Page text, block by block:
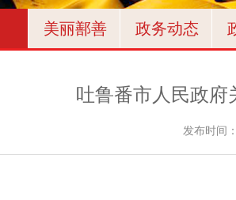
美丽鄯善 政务动态
吐鲁番市人民政
发布时间：